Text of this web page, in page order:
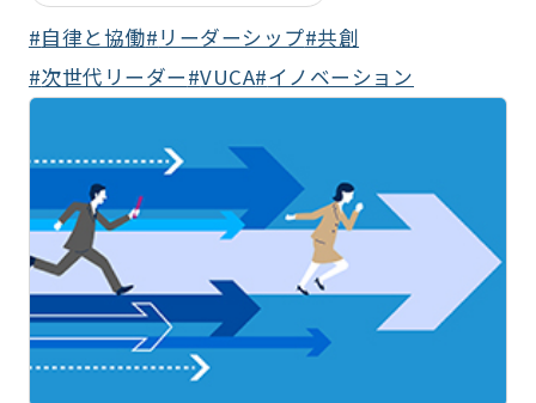
自律と協働 リーダーシップ 共創
次世代リーダー VUCA イノベーション